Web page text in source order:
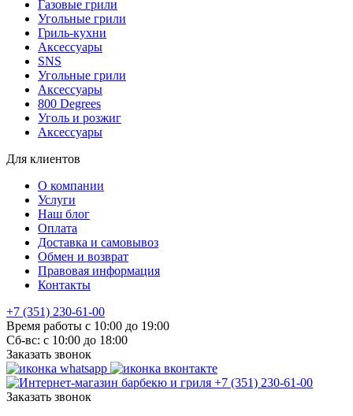
Газовые грили
Угольные грили
Гриль-кухни
Аксессуары
SNS
Угольные грили
Аксессуары
800 Degrees
Уголь и розжиг
Аксессуары
Для клиентов
О компании
Услуги
Наш блог
Оплата
Доставка и самовывоз
Обмен и возврат
Правовая информация
Контакты
+7 (351) 230-61-00
Время работы с 10:00 до 19:00
Сб-вс: с 10:00 до 18:00
Заказать звонок
+7 (351) 230-61-00
Заказать звонок